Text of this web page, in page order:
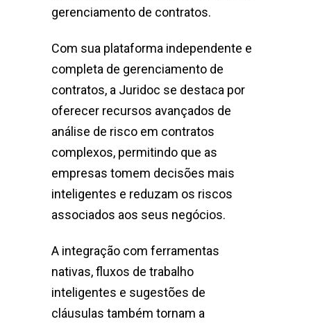
gerenciamento de contratos.
Com sua plataforma independente e
completa de gerenciamento de
contratos, a Juridoc se destaca por
oferecer recursos avançados de
análise de risco em contratos
complexos, permitindo que as
empresas tomem decisões mais
inteligentes e reduzam os riscos
associados aos seus negócios.
A integração com ferramentas
nativas, fluxos de trabalho
inteligentes e sugestões de
cláusulas também tornam a